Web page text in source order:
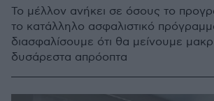
Το μέλλον ανήκει σε όσους το
το κατάλληλο ασφαλιστικό
διασφαλίσουμε ότι θα μείνουμε
δυσάρεστα απρόοπτα